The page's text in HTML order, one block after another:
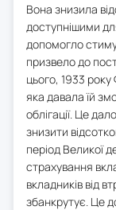
Вона знизила
доступнішими
допомогло
призвело до
цього, 1933 року
яка давала їй
облігації. Це
знизити
період Великої
страхування
вкладників від
збанкрутує. Це